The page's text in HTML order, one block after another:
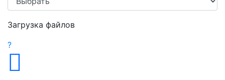
Загрузка файлов
?